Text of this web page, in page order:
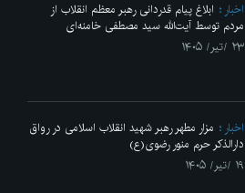
اخبار
ابلاغ پیام قدردانی رهبر معظم انقلاب از
مردم توسط آیت‌الله سید مصطفی خامنه‌ای
۲۳ /تیر/ ۱۴۰۵
اخبار
مزار مطهر رهبر شهید انقلاب اسلامی در رواق
دارالذکر حرم منور رضوی(ع)
۱۹ /تیر/ ۱۴۰۵